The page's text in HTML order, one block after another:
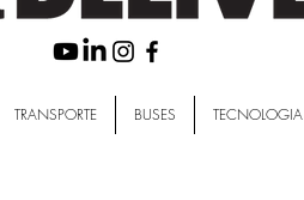
TRANSPORTE BUSES TECNOLOGIA